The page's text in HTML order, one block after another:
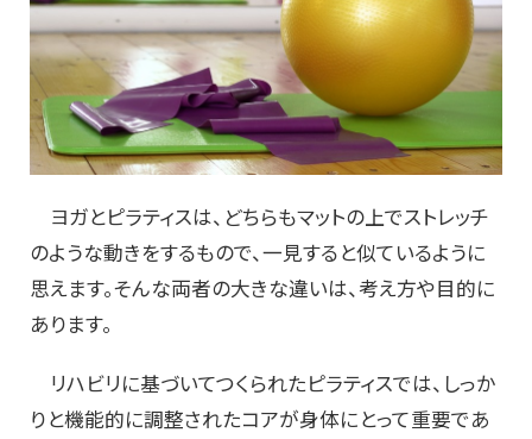
ヨガとピラティスは、どちらもマットの上でストレッチ
のような動きをするもので、一見すると似ているように
思えます。そんな両者の大きな違いは、考え方や目的に
あります。
リハビリに基づいてつくられたピラティスでは、しっか
りと機能的に調整されたコアが身体にとって重要であ